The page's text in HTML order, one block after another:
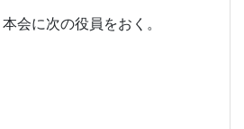
会に次の役員をおく。